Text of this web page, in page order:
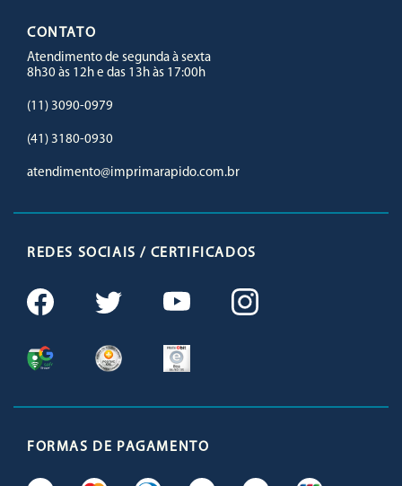
CONTATO
Atendimento de segunda à sexta
8h30 às 12h e das 13h às 17:00h
(11) 3090-0979
(41) 3180-0930
atendimento@imprimarapido.com.br
REDES SOCIAIS / CERTIFICADOS
FORMAS DE PAGAMENTO